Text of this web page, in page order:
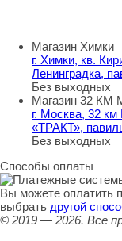
Магазин Химки
г. Химки, кв.
Ленинградка,
Без выходных
Магазин 32 КМ
г. Москва, 32
«ТРАКТ»,
Без выходных
Способы оплаты
Вы можете оплатить
выбрать другой
© 2019 — 2026. Все